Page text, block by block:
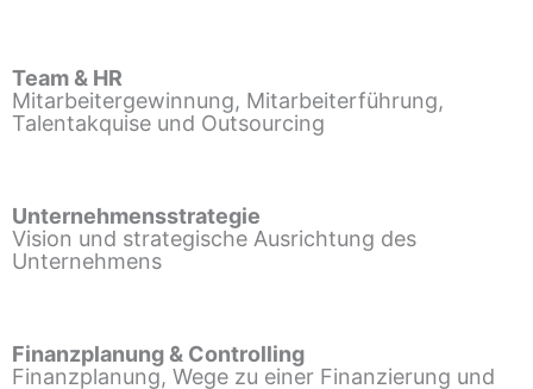
Team & HR
Mitarbeitergewinnung, Mitarbeiterführung,
Talentakquise und Outsourcing
Unternehmensstrategie
Vision und strategische Ausrichtung des
Unternehmens
Finanzplanung & Controlling
Finanzplanung, Wege zu einer Finanzierung und